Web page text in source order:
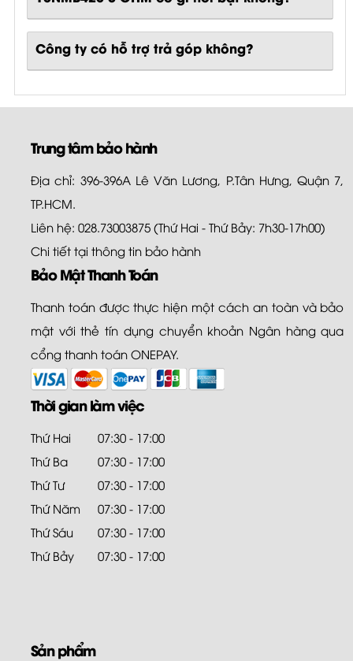
Công ty có hỗ trợ trả góp không?
Trung tâm bảo hành
Địa chỉ: 396-396A Lê Văn Lương, P.Tân Hưng, Quận 7,
TP.HCM.
Liên hệ: 028.73003875 (Thứ Hai - Thứ Bảy: 7h30-17h00)
Chi tiết tại thông tin bảo hành
Bảo Mật Thanh Toán
Thanh toán được thực hiện một cách an toàn và bảo
mật với thẻ tín dụng chuyển khoản Ngân hàng qua
cổng thanh toán ONEPAY.
Thời gian làm việc
Thứ Hai
07:30 - 17:00
Thứ Ba
07:30 - 17:00
Thứ Tư
07:30 - 17:00
Thứ Năm
07:30 - 17:00
Thứ Sáu
07:30 - 17:00
Thứ Bảy
07:30 - 17:00
Sản phẩm